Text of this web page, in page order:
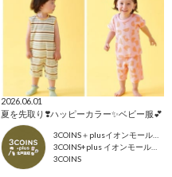
2026.06.01
夏を先取り❣️ハッピーカラー✨ベビー服💕
3COINS